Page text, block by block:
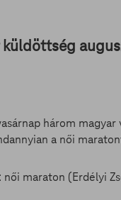
küldöttség
három magyar
a női
maraton (Erdélyi